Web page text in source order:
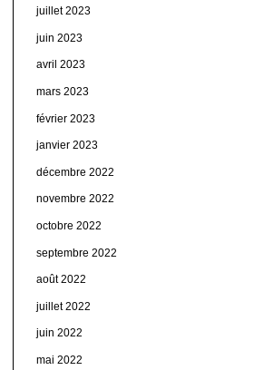
juillet 2023
juin 2023
avril 2023
mars 2023
février 2023
janvier 2023
décembre 2022
novembre 2022
octobre 2022
septembre 2022
août 2022
juillet 2022
juin 2022
mai 2022